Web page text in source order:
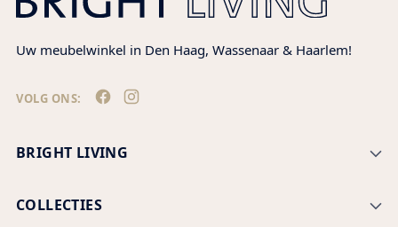
Uw meubelwinkel in Den Haag, Wassenaar & Haarlem!
VOLG ONS:
BRIGHT LIVING
COLLECTIES